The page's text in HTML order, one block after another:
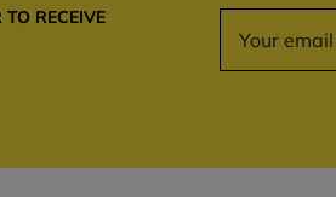
RECEIVE